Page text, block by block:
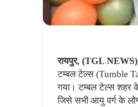
रायपुर, (TGL
टम्बल टेल्स (Tumble
गया। टम्बल टेल्स शहर
जिसे सभी आयु वर्ग के